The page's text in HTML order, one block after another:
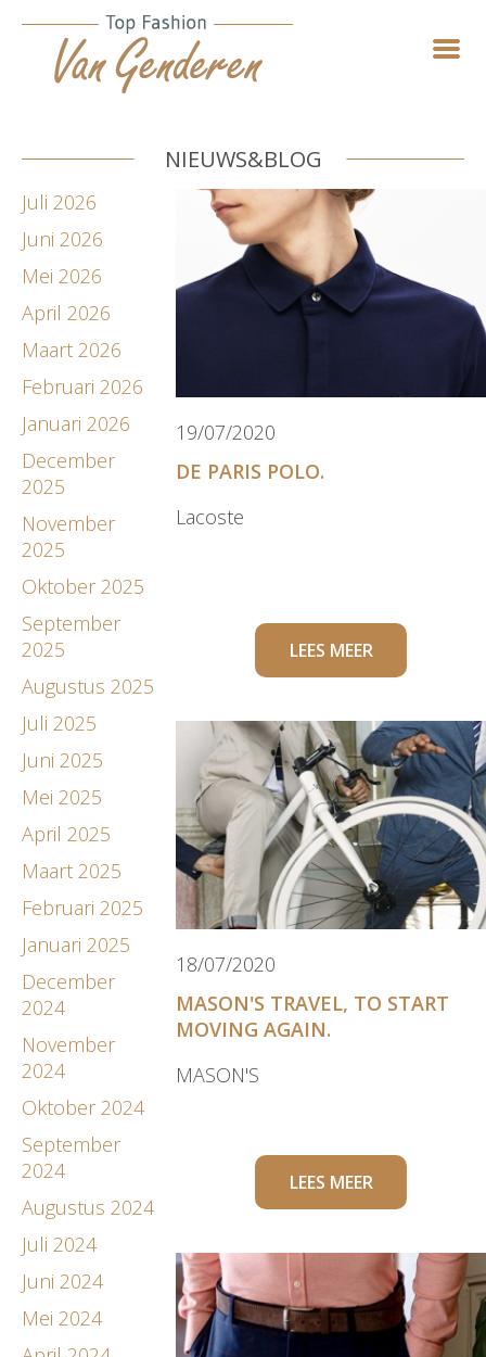
NIEUWS&BLOG
Juli 2026
Juni 2026
Mei 2026
April 2026
Maart 2026
Februari 2026
Januari 2026
December
2025
November
2025
Oktober 2025
September
2025
Augustus 2025
Juli 2025
Juni 2025
Mei 2025
April 2025
Maart 2025
Februari 2025
Januari 2025
December
2024
November
2024
Oktober 2024
September
2024
Augustus 2024
Juli 2024
Juni 2024
Mei 2024
19/07/2020
DE PARIS POLO.
Lacoste
LEES MEER
18/07/2020
MASON'S TRAVEL, TO START
MOVING AGAIN.
MASON'S
LEES MEER